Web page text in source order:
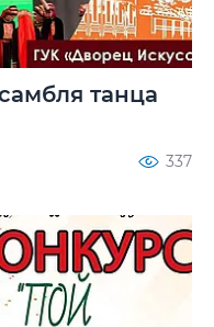
танца
337